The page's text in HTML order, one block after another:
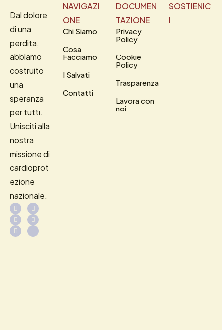
Dal dolore
di una
perdita,
abbiamo
costruito
una
speranza
per tutti.
Unisciti alla
nostra
missione di
cardioprot
ezione
nazionale.
NAVIGAZI
ONE
Chi Siamo
Cosa
Facciamo
I Salvati
Contatti
DOCUMEN
TAZIONE
Privacy
Policy
Cookie
Policy
Trasparenza
Lavora con
noi
SOSTIENIC
I